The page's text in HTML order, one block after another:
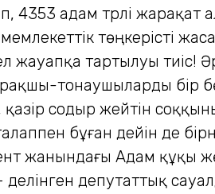
адам түрлі жарақат
төңкерісті
жауапқа тартылуы тиіс!
тонаушыларды бір
қазір содыр жейтін
бұған дейін де
жанындағы Адам құқы
депутаттық